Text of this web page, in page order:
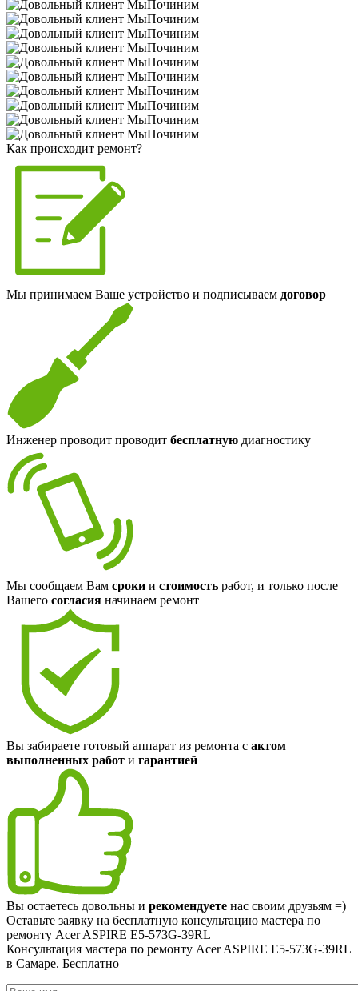
Как происходит ремонт?
Мы принимаем Ваше устройство и подписываем договор
Инженер проводит проводит бесплатную диагностику
Мы сообщаем Вам сроки и стоимость работ, и только после
Вашего согласия начинаем ремонт
Вы забираете готовый аппарат из ремонта с актом
выполненных работ и гарантией
Вы остаетесь довольны и рекомендуете нас своим друзьям =)
Оставьте заявку на бесплатную консультацию мастера по
ремонту Acer ASPIRE E5-573G-39RL
Консультация мастера по ремонту Acer ASPIRE E5-573G-39RL
в Самаре. Бесплатно